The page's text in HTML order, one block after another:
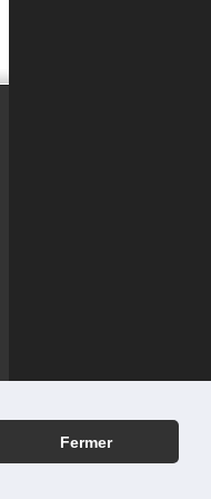
Fermer